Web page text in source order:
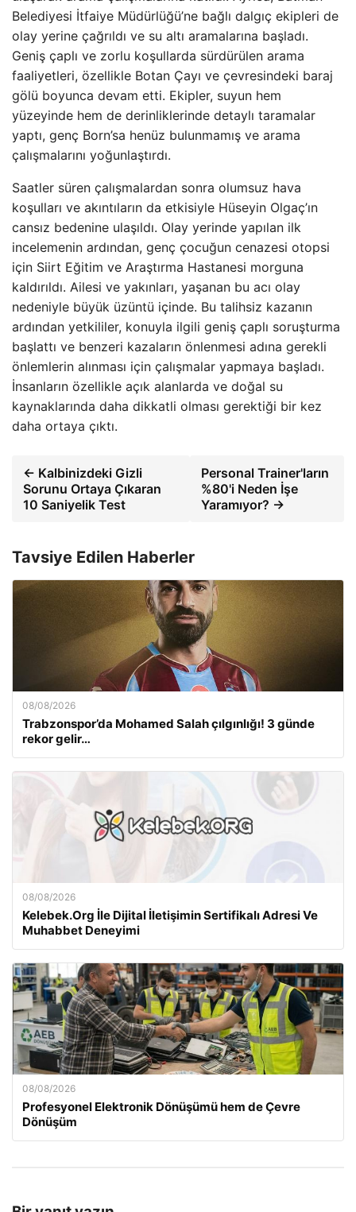
Belediyesi İtfaiye Müdürlüğü’ne bağlı dalgıç ekipleri de
olay yerine çağrıldı ve su altı aramalarına başladı.
Geniş çaplı ve zorlu koşullarda sürdürülen arama
faaliyetleri, özellikle Botan Çayı ve çevresindeki baraj
gölü boyunca devam etti. Ekipler, suyun hem
yüzeyinde hem de derinliklerinde detaylı taramalar
yaptı, genç Born’sa henüz bulunmamış ve arama
çalışmalarını yoğunlaştırdı.
Saatler süren çalışmalardan sonra olumsuz hava
koşulları ve akıntıların da etkisiyle Hüseyin Olgaç’ın
cansız bedenine ulaşıldı. Olay yerinde yapılan ilk
incelemenin ardından, genç çocuğun cenazesi otopsi
için Siirt Eğitim ve Araştırma Hastanesi morguna
kaldırıldı. Ailesi ve yakınları, yaşanan bu acı olay
nedeniyle büyük üzüntü içinde. Bu talihsiz kazanın
ardından yetkililer, konuyla ilgili geniş çaplı soruşturma
başlattı ve benzeri kazaların önlenmesi adına gerekli
önlemlerin alınması için çalışmalar yapmaya başladı.
İnsanların özellikle açık alanlarda ve doğal su
kaynaklarında daha dikkatli olması gerektiği bir kez
daha ortaya çıktı.
← Kalbinizdeki Gizli
Sorunu Ortaya Çıkaran
10 Saniyelik Test
Personal Trainer'ların
%80'i Neden İşe
Yaramıyor? →
Tavsiye Edilen Haberler
08/08/2026
Trabzonspor’da Mohamed Salah çılgınlığı! 3 günde
rekor gelir…
08/08/2026
Kelebek.Org İle Dijital İletişimin Sertifikalı Adresi Ve
Muhabbet Deneyimi
08/08/2026
Profesyonel Elektronik Dönüşümü hem de Çevre
Dönüşüm